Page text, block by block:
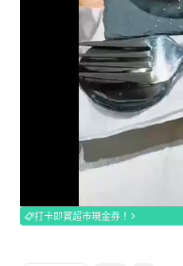
打卡即賞超市現金券！